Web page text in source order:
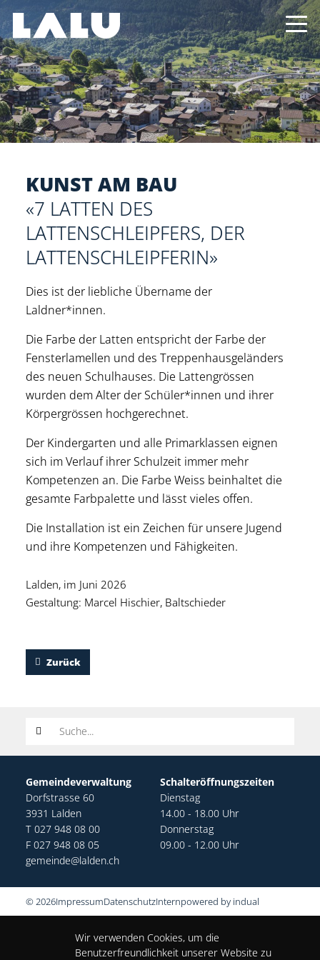
KUNST AM BAU
«7 LATTEN DES
LATTENSCHLEIPFERS, DER
LATTENSCHLEIPFERIN»
Dies ist der liebliche Übername der
Laldner*innen.
Die Farbe der Latten entspricht der Farbe der
Fensterlamellen und des Treppenhausgeländers
des neuen Schulhauses. Die Lattengrössen
wurden dem Alter der Schüler*innen und ihrer
Körpergrössen hochgerechnet.
Der Kindergarten und alle Primarklassen eignen
sich im Verlauf ihrer Schulzeit immer mehr
Kompetenzen an. Die Farbe Weiss beinhaltet die
gesamte Farbpalette und lässt vieles offen.
Die Installation ist ein Zeichen für unsere Jugend
und ihre Kompetenzen und Fähigkeiten.
Lalden, im Juni 2026
Gestaltung: Marcel Hischier, Baltschieder
Zurück
Suchwort
Gemeindeverwaltung
Dorfstrasse 60
3931 Lalden
T 027 948 08 00
F 027 948 08 05
gemeinde@lalden.ch
Schalteröffnungszeiten
Dienstag
14.00 - 18.00 Uhr
Donnerstag
09.00 - 12.00 Uhr
© 2026ImpressumDatenschutzInternpowered by indual
Wir verwenden Cookies, um die
Benutzerfreundlichkeit unserer Website zu